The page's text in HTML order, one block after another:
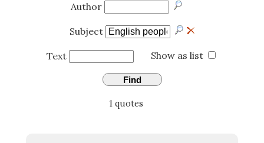
Author
Subject
Text Show as list
Find
1 quotes